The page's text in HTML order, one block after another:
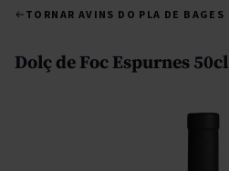
TORNAR AVINS DO PLA DE BAGES
Dolç de Foc Espurnes 50cl